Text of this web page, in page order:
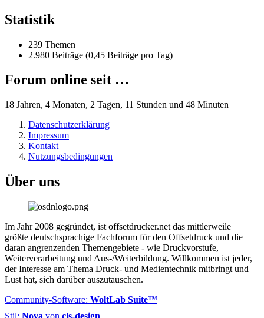
Statistik
239 Themen
2.980 Beiträge (0,45 Beiträge pro Tag)
Forum online seit …
18 Jahren, 4 Monaten, 2 Tagen, 11 Stunden und 48 Minuten
Datenschutzerklärung
Impressum
Kontakt
Nutzungsbedingungen
Über uns
Im Jahr 2008 gegründet, ist offsetdrucker.net das mittlerweile
größte deutschsprachige Fachforum für den Offsetdruck und die
daran angrenzenden Themengebiete - wie Druckvorstufe,
Weiterverarbeitung und Aus-/Weiterbildung. Willkommen ist jeder,
der Interesse am Thema Druck- und Medientechnik mitbringt und
Lust hat, sich darüber auszutauschen.
Community-Software: WoltLab Suite™